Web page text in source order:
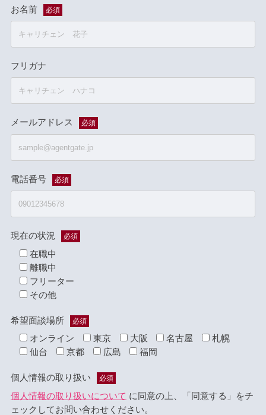
お名前 必須
フリガナ
メールアドレス 必須
電話番号 必須
現在の状況 必須
在職中
離職中
フリーター
その他
希望面談場所 必須
オンライン 東京 大阪 名古屋
札幌
仙台
京都 広島 福岡
個人情報の取り扱い 必須
個人情報の取り扱いについて に同意の上、「同意する」をチ
ェックしてお問い合わせください。